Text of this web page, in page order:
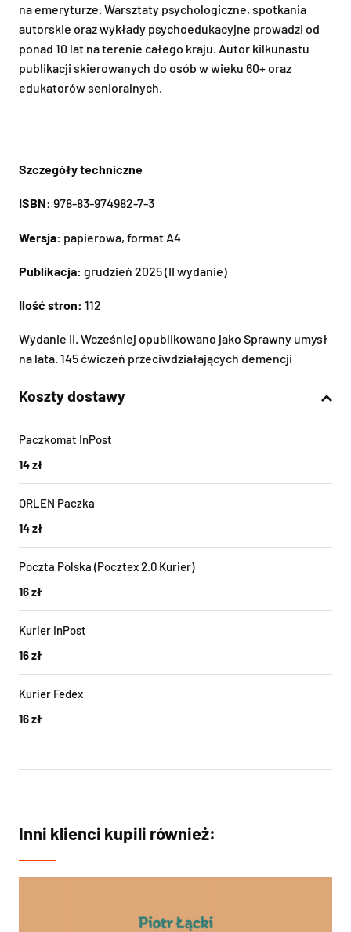
na emeryturze. Warsztaty psychologiczne, spotkania
autorskie oraz wykłady psychoedukacyjne prowadzi od
ponad 10 lat na terenie całego kraju. Autor kilkunastu
publikacji skierowanych do osób w wieku 60+ oraz
edukatorów senioralnych.
Szczegóły techniczne
ISBN: 978-83-974982-7-3
Wersja: papierowa, format A4
Publikacja: grudzień 2025 (II wydanie)
Ilość stron: 112
Wydanie II. Wcześniej opublikowano jako Sprawny umysł
na lata. 145 ćwiczeń przeciwdziałających demencji
Koszty dostawy
Paczkomat InPost
14 zł
ORLEN Paczka
14 zł
Poczta Polska (Pocztex 2.0 Kurier)
16 zł
Kurier InPost
16 zł
Kurier Fedex
16 zł
Inni klienci kupili również: